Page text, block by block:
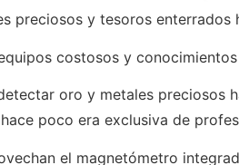
preciosos y tesoros
costosos y
oro y metales preciosos
poco era exclusiva de
el magnetómetro